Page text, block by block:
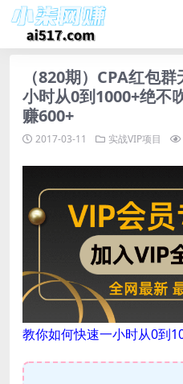
（820期）CPA红包
小时从0到1000+绝不
赚600+
2017-03-11 实战VIP项目
教你如何快速一小时从0到